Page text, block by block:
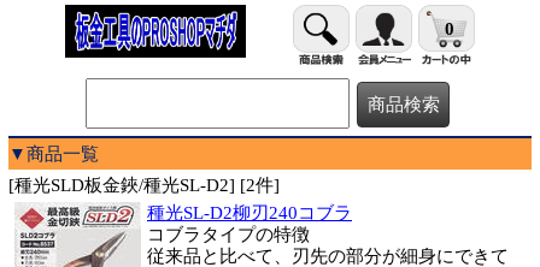
0
▼商品一覧
[種光SLD板金鋏/種光SL-D2] [2件]
種光SL-D2柳刃240コブラ
コブラタイプの特徴
従来品と比べて、刃先の部分が細身にできて